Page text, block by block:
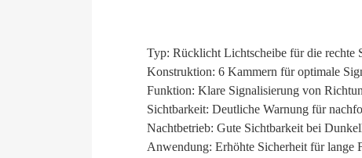
Typ: Rücklicht Lichtscheibe für die rechte
Konstruktion: 6 Kammern für optimale
Funktion: Klare Signalisierung von
Sichtbarkeit: Deutliche Warnung für
Nachtbetrieb: Gute Sichtbarkeit bei
Anwendung: Erhöhte Sicherheit für lange